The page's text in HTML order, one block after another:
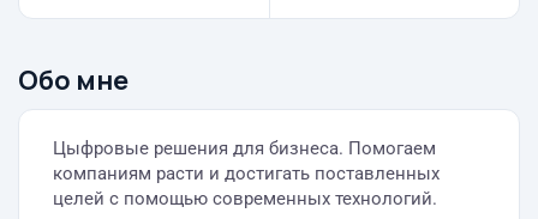
Обо мне
Цыфровые решения для бизнеса. Помогаем
компаниям расти и достигать поставленных
целей с помощью современных технологий.